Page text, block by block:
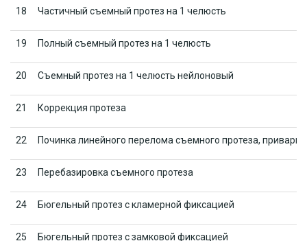
18 Частичный съемный протез на 1 челюсть
19 Полный съемный протез на 1 челюсть
20 Съемный протез на 1 челюсть нейлоновый
21 Коррекция протеза
22 Починка линейного перелома съемного протеза,
23 Перебазировка съемного протеза
24 Бюгельный протез с кламерной фиксацией
25 Бюгельный протез с замковой фиксацией